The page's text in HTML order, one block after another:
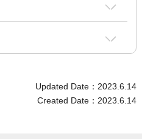
Updated Date：2023.6.14
Created Date：2023.6.14